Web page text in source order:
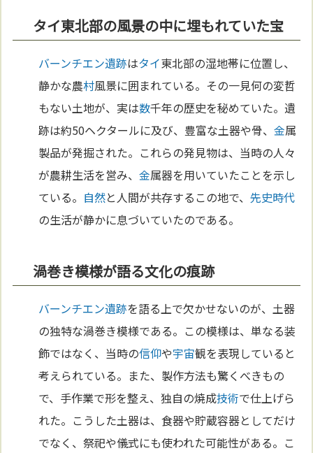
タイ東北部の風景の中に埋もれていた宝
バーンチエン遺跡はタイ東北部の湿地帯に位置し、
静かな農村風景に囲まれている。その一見何の変哲
もない土地が、実は数千年の歴史を秘めていた。遺
跡は約50ヘクタールに及び、豊富な土器や骨、金属
製品が発掘された。これらの発見物は、当時の人々
が農耕生活を営み、金属器を用いていたことを示し
ている。 自然と人間が共存するこの地で、先史時代
の生活が静かに息づいていたのである。
渦巻き模様が語る文化の痕跡
バーンチエン遺跡を語る上で欠かせないのが、土器
の独特な渦巻き模様である。この模様は、単なる装
飾ではなく、当時の信仰や宇宙観を表現していると
考えられている。また、製作方法も驚くべきもの
で、手作業で形を整え、独自の焼成技術で仕上げら
れた。こうした土器は、食器や貯蔵容器としてだけ
でなく、祭祀や儀式にも使われた可能性がある。こ